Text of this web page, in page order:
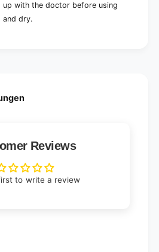
up with the doctor before using
and dry.
Reviews
to write a review